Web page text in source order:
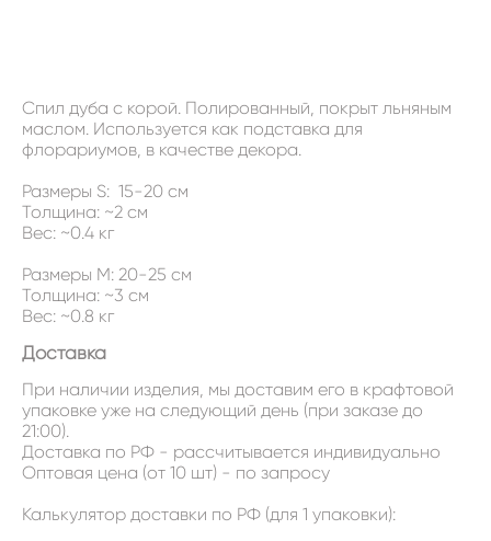
Спил дуба с корой. Полированный, покрыт льняным
маслом. Используется как подставка для
флорариумов, в качестве декора.
Размеры S: 15-20 см
Толщина: ~2 см
Вес: ~0.4 кг
Размеры M: 20-25 см
Толщина: ~3 см
Вес: ~0.8 кг
Доставка
При наличии изделия, мы доставим его в крафтовой
упаковке уже на следующий день (при заказе до
21:00).
Доставка по РФ - рассчитывается индивидуально
Оптовая цена (от 10 шт) - по запросу
Калькулятор доставки по РФ (для 1 упаковки):